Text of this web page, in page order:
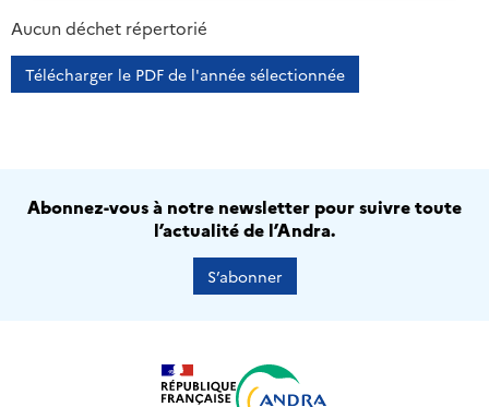
2013 2014
Aucun déchet répertorié
Télécharger le PDF de l'année sélectionnée
Abonnez-vous à notre newsletter pour suivre toute
l’actualité de l’Andra.
S’abonner